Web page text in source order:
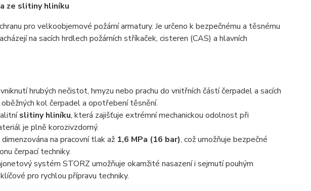
ze slitiny hliníku
pro velkoobjemové požární armatury. Je určeno k bezpečnému a těsnému
na sacích hrdlech požárních stříkaček, cisteren (CAS) a hlavních
hrubých nečistot, hmyzu nebo prachu do vnitřních částí čerpadel a sacích
kol čerpadel a opotřebení těsnění.
slitiny hliníku, která zajišťuje extrémní mechanickou odolnost při
je plně korozivzdorný.
na pracovní tlak až 1,6 MPa (16 bar), což umožňuje bezpečné
čerpací techniky.
systém STORZ umožňuje okamžité nasazení i sejmutí pouhým
pro rychlou přípravu techniky.